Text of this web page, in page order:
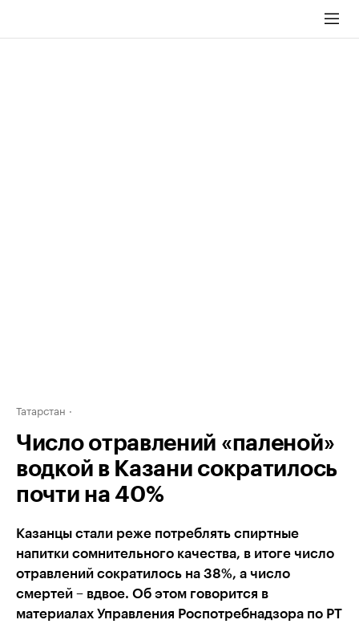
Татарстан
Число отравлений «паленой»
водкой в Казани сократилось
почти на 40%
Казанцы стали реже потреблять спиртные
напитки сомнительного качества, в итоге число
отравлений сократилось на 38%, а число
смертей – вдвое. Об этом говорится в
материалах Управления Роспотребнадзора по РТ